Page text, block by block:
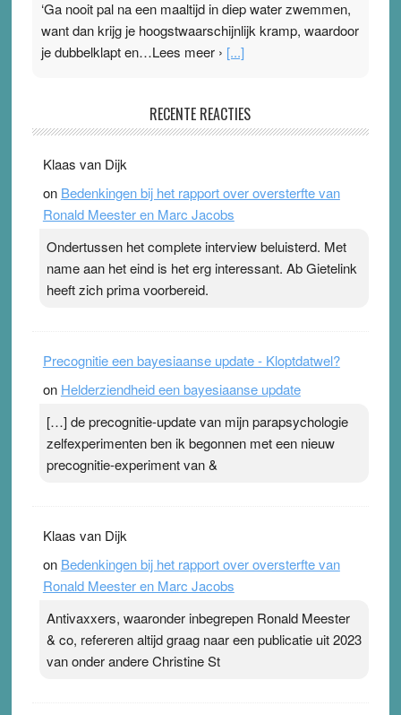
‘Ga nooit pal na een maaltijd in diep water zwemmen,
want dan krijg je hoogstwaarschijnlijk kramp, waardoor
je dubbelklapt en…Lees meer › [...]
Ward van Beek
topsporters. Ze hopen ermee hun hartslag te verlagen
terwijl ze meer zuurstof opnemen. Daarop heeft zo’n
pleister geen effect. Maar het gevoel ‘makkelijker te
Pleisterplakkers in de topspsort ›[...]
RECENTE REACTIES
Klaas van Dijk
on Bedenkingen bij het rapport over oversterfte van
Ronald Meester en Marc Jacobs
Ondertussen het complete interview beluisterd. Met
name aan het eind is het erg interessant. Ab Gietelink
heeft zich prima voorbereid.
Precognitie een bayesiaanse update - Kloptdatwel?
on Helderziendheid een bayesiaanse update
[…] de precognitie-update van mijn parapsychologie
zelfexperimenten ben ik begonnen met een nieuw
precognitie-experiment van &
Klaas van Dijk
on Bedenkingen bij het rapport over oversterfte van
Ronald Meester en Marc Jacobs
Antivaxxers, waaronder inbegrepen Ronald Meester
& co, refereren altijd graag naar een publicatie uit 2023
van onder andere Christine St